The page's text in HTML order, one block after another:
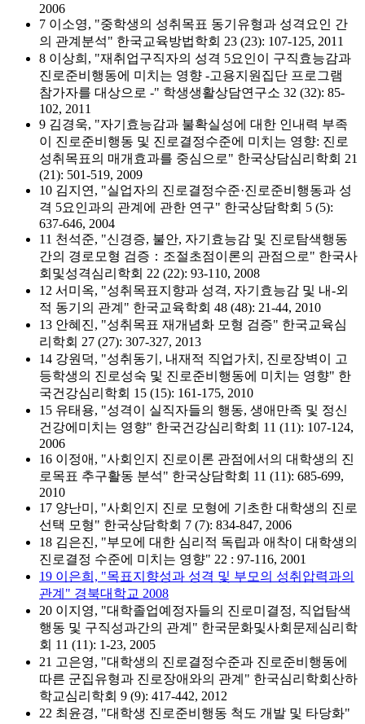
2006
7 이소영, "중학생의 성취목표 동기유형과 성격요인 간
의 관계분석" 한국교육방법학회 23 (23): 107-125, 2011
8 이상희, "재취업구직자의 성격 5요인이 구직효능감과
진로준비행동에 미치는 영향 -고용지원집단 프로그램
참가자를 대상으로 -" 학생생활상담연구소 32 (32): 85-
102, 2011
9 김경욱, "자기효능감과 불확실성에 대한 인내력 부족
이 진로준비행동 및 진로결정수준에 미치는 영향: 진로
성취목표의 매개효과를 중심으로" 한국상담심리학회 21
(21): 501-519, 2009
10 김지연, "실업자의 진로결정수준·진로준비행동과 성
격 5요인과의 관계에 관한 연구" 한국상담학회 5 (5):
637-646, 2004
11 천석준, "신경증, 불안, 자기효능감 및 진로탐색행동
간의 경로모형 검증：조절초점이론의 관점으로" 한국사
회및성격심리학회 22 (22): 93-110, 2008
12 서미옥, "성취목표지향과 성격, 자기효능감 및 내-외
적 동기의 관계" 한국교육학회 48 (48): 21-44, 2010
13 안혜진, "성취목표 재개념화 모형 검증" 한국교육심
리학회 27 (27): 307-327, 2013
14 강원덕, "성취동기, 내재적 직업가치, 진로장벽이 고
등학생의 진로성숙 및 진로준비행동에 미치는 영향" 한
국건강심리학회 15 (15): 161-175, 2010
15 유태용, "성격이 실직자들의 행동, 생애만족 및 정신
건강에미치는 영향" 한국건강심리학회 11 (11): 107-124,
2006
16 이정애, "사회인지 진로이론 관점에서의 대학생의 진
로목표 추구활동 분석" 한국상담학회 11 (11): 685-699,
2010
17 양난미, "사회인지 진로 모형에 기초한 대학생의 진로
선택 모형" 한국상담학회 7 (7): 834-847, 2006
18 김은진, "부모에 대한 심리적 독립과 애착이 대학생의
진로결정 수준에 미치는 영향" 22 : 97-116, 2001
19 이은희, "목표지향성과 성격 및 부모의 성취압력과의
관계" 경북대학교 2008
20 이지영, "대학졸업예정자들의 진로미결정, 직업탐색
행동 및 구직성과간의 관계" 한국문화및사회문제심리학
회 11 (11): 1-23, 2005
21 고은영, "대학생의 진로결정수준과 진로준비행동에
따른 군집유형과 진로장애와의 관계" 한국심리학회산하
학교심리학회 9 (9): 417-442, 2012
22 최윤경, "대학생 진로준비행동 척도 개발 및 타당화"